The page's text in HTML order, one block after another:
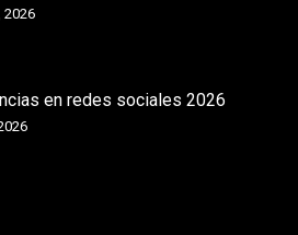
2026
en redes sociales 2026